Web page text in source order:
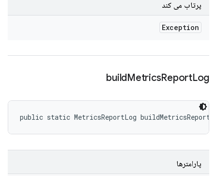
پرتاب می کند
Exception
buildMetricsReportLog
public static MetricsReportLog
پارامترها